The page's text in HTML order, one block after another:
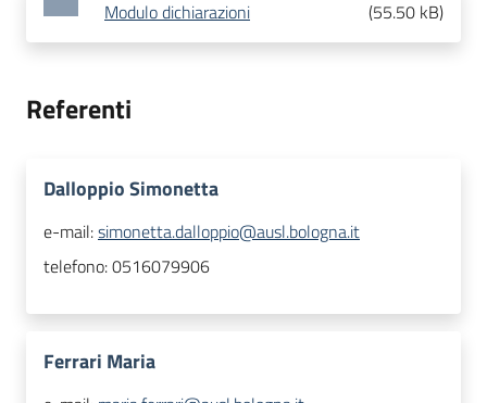
Modulo dichiarazioni (55.50 kB)
Referenti
Dalloppio Simonetta
e-mail:simonetta.dalloppio@ausl.bologna.it
telefono:0516079906
Ferrari Maria